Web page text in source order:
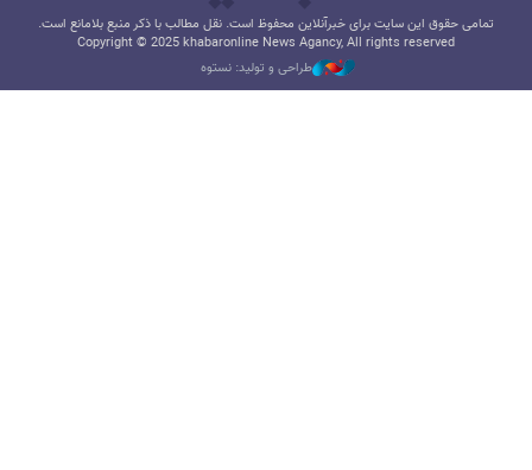
تمامی حقوق این سایت برای خبرآنلاین محفوظ است. نقل مطالب با ذکر منبع بلامانع است.
Copyright © 2025 khabaronline News Agancy, All rights reserved
طراحی و تولید: نستوه